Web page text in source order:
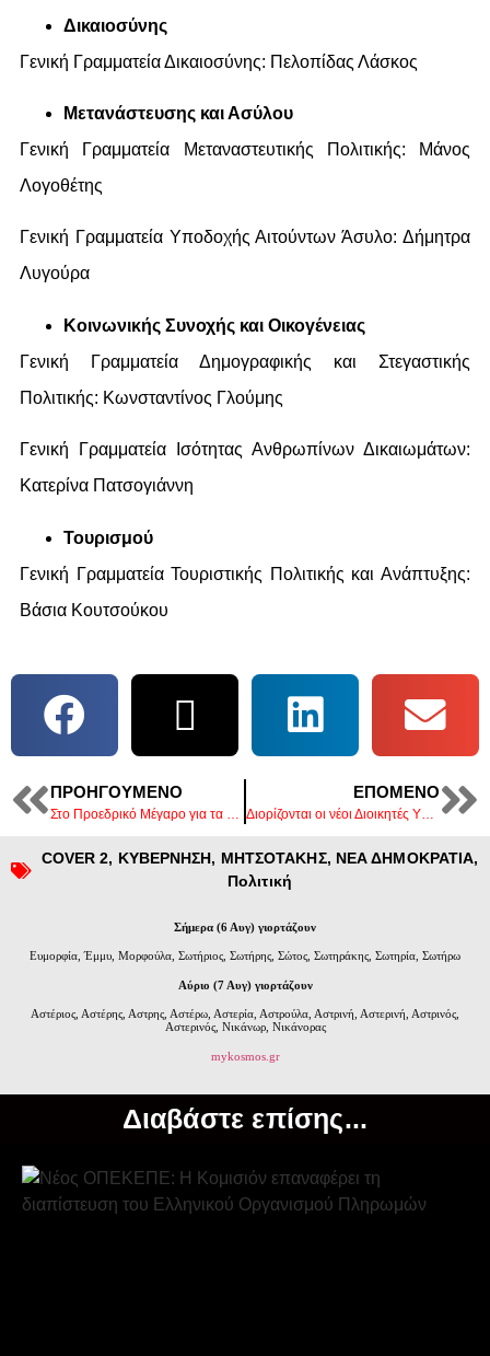
Δικαιοσύνης
Γενική Γραμματεία Δικαιοσύνης: Πελοπίδας Λάσκος
Μετανάστευσης και Ασύλου
Γενική Γραμματεία Μεταναστευτικής Πολιτικής: Μάνος
Λογοθέτης
Γενική Γραμματεία Υποδοχής Αιτούντων Άσυλο: Δήμητρα
Λυγούρα
Κοινωνικής Συνοχής και Οικογένειας
Γενική Γραμματεία Δημογραφικής και Στεγαστικής
Πολιτικής: Κωνσταντίνος Γλούμης
Γενική Γραμματεία Ισότητας Ανθρωπίνων Δικαιωμάτων:
Κατερίνα Πατσογιάννη
Τουρισμού
Γενική Γραμματεία Τουριστικής Πολιτικής και Ανάπτυξης:
Βάσια Κουτσούκου
ΠΡΟΗΓΟΎΜΕΝΟ ΕΠΌΜΕΝΟ
COVER 2, ΚΥΒΕΡΝΗΣΗ, ΜΗΤΣΟΤΑΚΗΣ, ΝΕΑ ΔΗΜΟΚΡΑΤΙΑ,
Πολιτική
Σήμερα (6 Αυγ) γιορτάζουν
Ευμορφία, Έμμυ, Μορφούλα, Σωτήριος, Σωτήρης, Σώτος, Σωτηράκης, Σωτηρία, Σωτήρω
Αύριο (7 Αυγ) γιορτάζουν
Αστέριος, Αστέρης, Αστρης, Αστέρω, Αστερία, Αστρούλα, Αστρινή, Αστερινή, Αστρινός,
Αστερινός, Νικάνωρ, Νικάνορας
mykosmos.gr
Διαβάστε επίσης...